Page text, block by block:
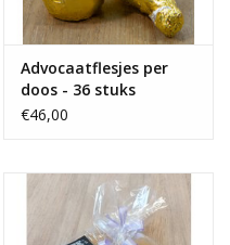
Advocaatflesjes per
doos - 36 stuks
€46,00